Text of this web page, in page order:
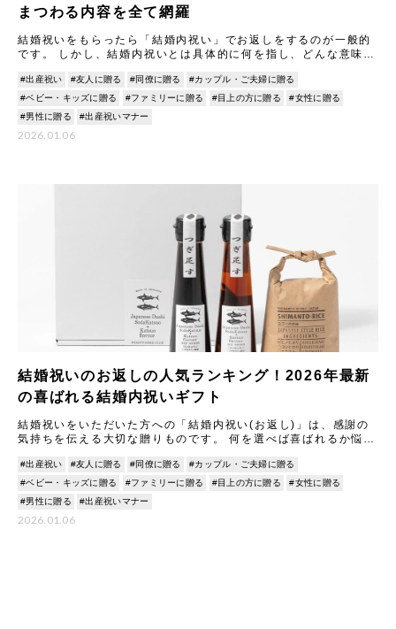
まつわる内容を全て網羅
結婚祝いをもらったら「結婚内祝い」でお返しをするのが一般的
です。 しかし、結婚内祝いとは具体的に何を指し、どんな意味や
由
#出産祝い #友人に贈る #同僚に贈る
#カップル・ご夫婦に贈る
#ベビー・キッズに贈る
#ファミリーに贈る #目上の方に贈る
#女性に贈る
#男性に贈る
#出産祝いマナー
2026.01.06
結婚祝いのお返しの人気ランキング！2026年最新
の喜ばれる結婚内祝いギフト
結婚祝いをいただいた方への「結婚内祝い(お返し)」は、感謝の
気持ちを伝える大切な贈りものです。 何を選べば喜ばれるか悩む
#出産祝い #友人に贈る #同僚に贈る
#カップル・ご夫婦に贈る
#ベビー・キッズに贈る
#ファミリーに贈る #目上の方に贈る
#女性に贈る
#男性に贈る
#出産祝いマナー
2026.01.06